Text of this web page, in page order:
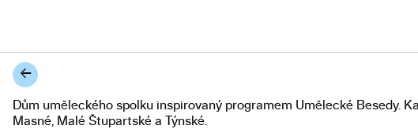
←
Popis diplomové práce
Dům uměleckého spolku inspirovaný programem Umělecké Besedy.
Masné, Malé Štupartské a Týnské.